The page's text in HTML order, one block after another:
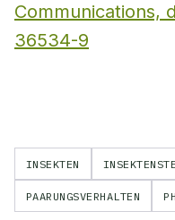
Communications,
36534-9
INSEKTEN
PAARUNGSVERHALTEN